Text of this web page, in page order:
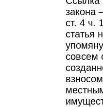
закона
ст. 4 ч.
статья
совсем